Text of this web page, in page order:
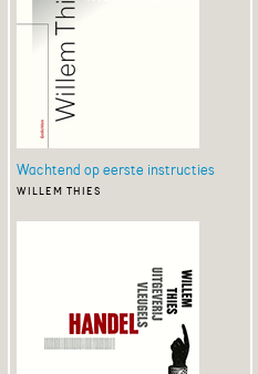
Wachtend op eerste instructies
willem thies